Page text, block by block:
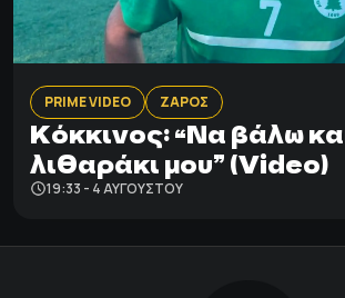
PRIME VIDEO ΖΑΡΟΣ
Κόκκινος: “Να βάλω
λιθαράκι μου” (Video)
19:33 - 4 ΑΥΓΟΎΣΤΟΥ